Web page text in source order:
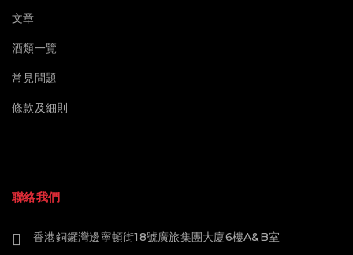
文章
酒類一覽
常見問題
條款及細則
聯絡我們
香港銅鑼灣邊寧頓街18號廣旅集團大廈6樓A&B室